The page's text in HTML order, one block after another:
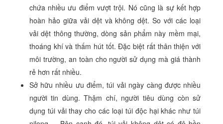
chứa nhiều ưu điểm vượt trội. Nó cũng là sự kết hợp
hoàn hảo giữa vải dệt và không dệt. So với các loại
vải dệt thông thường, dòng sản phẩm này mềm mại,
thoáng khí và thấm hút tốt. Đặc biệt rất thân thiện với
môi trường, an toàn cho người sử dụng mà giá thành
rẻ hơn rất nhiều.
Sở hữu nhiều ưu điểm, túi vải ngày càng được nhiều
người tin dùng. Thậm chí, người tiêu dùng còn sử
dụng túi vải thay cho các loại túi độc hại khác như túi